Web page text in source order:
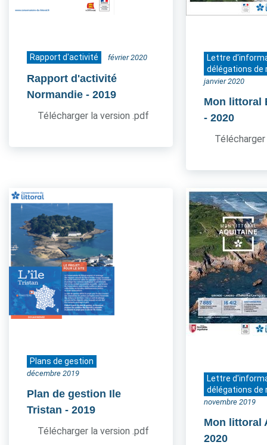
Rapport d'activité février 2020
Rapport d'activité
Normandie - 2019
Télécharger la version .pdf
Lettre
délégations de
janvier 2020
Mon littoral
- 2020
Plans de gestion
décembre 2019
Plan de gestion Ile
Tristan - 2019
Télécharger la version .pdf
Lettre
délégations de
novembre 2019
Mon littoral
2020